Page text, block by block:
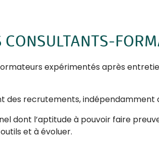
expérimentés après
des recrutements, indépendamment
dont l’aptitude à pouvoir faire
et à évoluer.